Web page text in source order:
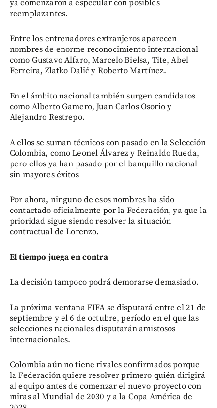
ya comenzaron a especular con posibles
reemplazantes.
Entre los entrenadores extranjeros aparecen
nombres de enorme reconocimiento internacional
como Gustavo Alfaro, Marcelo Bielsa, Tite, Abel
Ferreira, Zlatko Dalić y Roberto Martínez.
En el ámbito nacional también surgen candidatos
como Alberto Gamero, Juan Carlos Osorio y
Alejandro Restrepo.
A ellos se suman técnicos con pasado en la Selección
Colombia, como Leonel Álvarez y Reinaldo Rueda,
pero ellos ya han pasado por el banquillo nacional
sin mayores éxitos
Por ahora, ninguno de esos nombres ha sido
contactado oficialmente por la Federación, ya que la
prioridad sigue siendo resolver la situación
contractual de Lorenzo.
El tiempo juega en contra
La decisión tampoco podrá demorarse demasiado.
La próxima ventana FIFA se disputará entre el 21 de
septiembre y el 6 de octubre, período en el que las
selecciones nacionales disputarán amistosos
internacionales.
Colombia aún no tiene rivales confirmados porque
la Federación quiere resolver primero quién dirigirá
al equipo antes de comenzar el nuevo proyecto con
miras al Mundial de 2030 y a la Copa América de